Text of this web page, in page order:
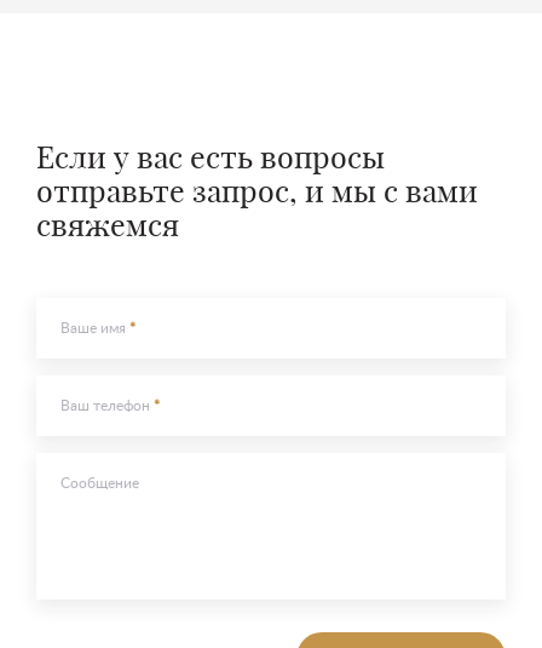
Если у вас есть вопросы
отправьте запрос, и мы с вами
свяжемся
Ваше имя
Ваш телефон
Сообщение